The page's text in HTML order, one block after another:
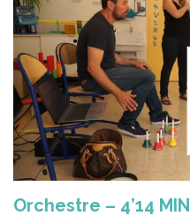
Orchestre – 4’14 MIN